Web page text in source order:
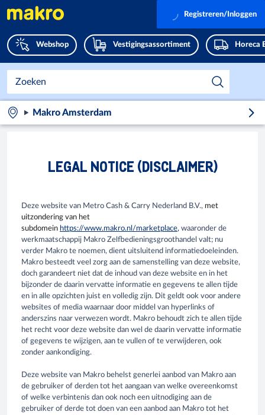
Webshop Vestigingsassortiment Horeca
Registreren/Inloggen
Makro Amsterdam
LEGAL NOTICE (DISCLAIMER)
Deze website van Metro Cash & Carry Nederland B.V., met
uitzondering van het
subdomein https://www.makro.nl/marketplace, waaronder de
werkmaatschappij Makro Zelfbedieningsgroothandel valt; nu
verder Makro te noemen, dient uitsluitend informatiedoeleinden.
Makro besteedt veel zorg aan de samenstelling van deze website,
doch garandeert niet dat de inhoud van deze website en in het
bijzonder de daarin vervatte informatie en gegevens te allen tijde
en in alle opzichten juist en volledig zijn. Dit geldt ook voor andere
websites of media waarnaar door middel van hyperlinks of
anderszins naar verwezen wordt. Makro behoudt zich te allen tijde
het recht voor deze website dan wel de daarin vervatte informatie
of gegevens te wijzigen, aan te vullen of te verwijderen, ook
zonder aankondiging.
Deze website van Makro behelst generlei aanbod van Makro aan
de gebruiker of derden tot het aangaan van welke overeenkomst
of welke verbintenis dan ook noch een uitnodiging aan de
gebruiker of derde tot doen van een aanbod aan Makro tot het